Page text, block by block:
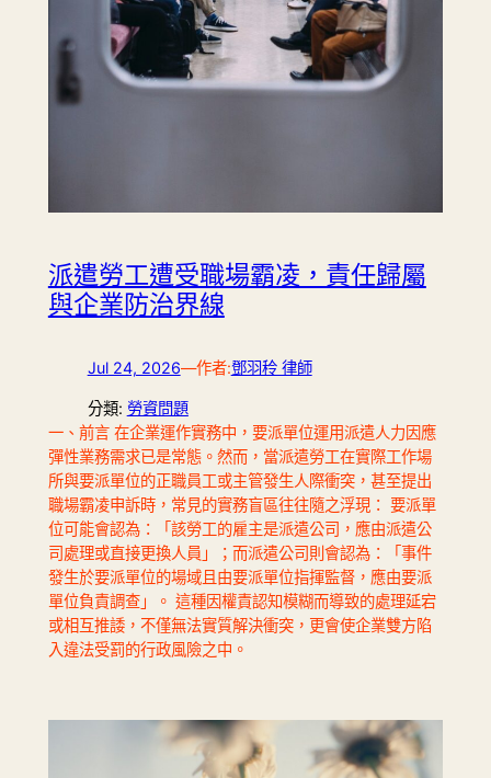
派遣勞工遭受職場霸凌，責任歸屬
與企業防治界線
Jul 24, 2026—作者:鄧羽秢 律師
分類: 勞資問題
一、前言 在企業運作實務中，要派單位運用派遣人力因應
彈性業務需求已是常態。然而，當派遣勞工在實際工作場
所與要派單位的正職員工或主管發生人際衝突，甚至提出
職場霸凌申訴時，常見的實務盲區往往隨之浮現： 要派單
位可能會認為：「該勞工的雇主是派遣公司，應由派遣公
司處理或直接更換人員」；而派遣公司則會認為：「事件
發生於要派單位的場域且由要派單位指揮監督，應由要派
單位負責調查」。 這種因權責認知模糊而導致的處理延宕
或相互推諉，不僅無法實質解決衝突，更會使企業雙方陷
入違法受罰的行政風險之中。